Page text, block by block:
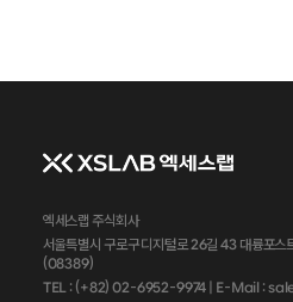
엑세스랩 주식회사
서울특별시 구로구 디지털로 26길 43 대륭포
(08389)
TEL : (+82) 02-6952-9974 |
E-Mail :